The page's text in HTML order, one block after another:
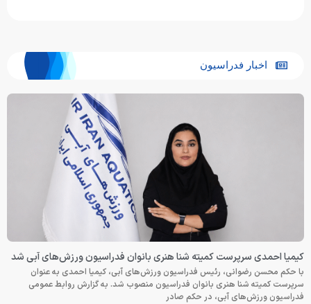
اخبار فدراسیون
کیمیا احمدی سرپرست کمیته شنا هنری بانوان فدراسیون ورزش‌های آبی شد
با حکم محسن رضوانی، رئیس فدراسیون ورزش‌های آبی، کیمیا احمدی به عنوان
سرپرست کمیته شنا هنری بانوان فدراسیون منصوب شد. به گزارش روابط عمومی
فدراسیون ورزش‌های آبی، در حکم صادر